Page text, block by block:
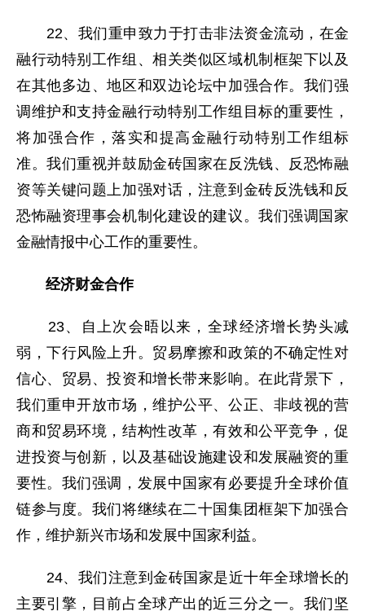
22、我们重申致力于打击非法资金流动，在金
融行动特别工作组、相关类似区域机制框架下以及
在其他多边、地区和双边论坛中加强合作。我们强
调维护和支持金融行动特别工作组目标的重要性，
将加强合作，落实和提高金融行动特别工作组标
准。我们重视并鼓励金砖国家在反洗钱、反恐怖融
资等关键问题上加强对话，注意到金砖反洗钱和反
恐怖融资理事会机制化建设的建议。我们强调国家
金融情报中心工作的重要性。
经济财金合作
23、自上次会晤以来，全球经济增长势头减
弱，下行风险上升。贸易摩擦和政策的不确定性对
信心、贸易、投资和增长带来影响。在此背景下，
我们重申开放市场，维护公平、公正、非歧视的营
商和贸易环境，结构性改革，有效和公平竞争，促
进投资与创新，以及基础设施建设和发展融资的重
要性。我们强调，发展中国家有必要提升全球价值
链参与度。我们将继续在二十国集团框架下加强合
作，维护新兴市场和发展中国家利益。
24、我们注意到金砖国家是近十年全球增长的
主要引擎，目前占全球产出的近三分之一。我们坚